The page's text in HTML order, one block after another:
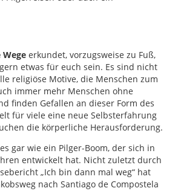
Wege erkundet, vorzugsweise zu Fuß,
etwas für euch sein. Es sind nicht
religiöse Motive, die Menschen zum
immer mehr Menschen ohne
finden Gefallen an dieser Form des
für viele eine neue Selbsterfahrung
die körperliche Herausforderung.
gar wie ein Pilger-Boom, der sich in
entwickelt hat. Nicht zuletzt durch
„Ich bin dann mal weg“ hat
nach Santiago de Compostela